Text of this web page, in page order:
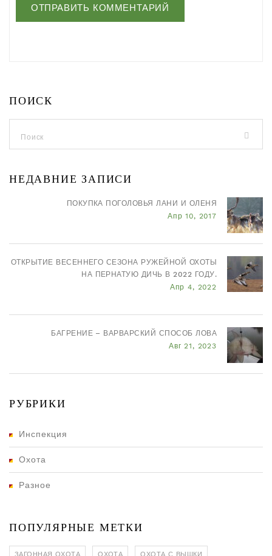
ПОИСК
НЕДАВНИЕ ЗАПИСИ
ПОКУПКА ПОГОЛОВЬЯ ЛАНИ И ОЛЕНЯ
Апр 10, 2017
ОТКРЫТИЕ ВЕСЕННЕГО СЕЗОНА РУЖЕЙНОЙ ОХОТЫ
НА ПЕРНАТУЮ ДИЧЬ В 2022 ГОДУ.
Апр 4, 2022
БАГРЕНИЕ – ВАРВАРСКИЙ СПОСОБ ЛОВА
Авг 21, 2023
РУБРИКИ
Инспекция
Охота
Разное
ПОПУЛЯРНЫЕ МЕТКИ